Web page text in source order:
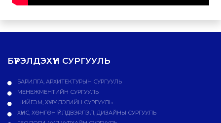
БҮРЭЛДЭХҮҮН СУРГУУЛЬ
БАРИЛГА, АРХИТЕКТУРЫН СУРГУУЛЬ
МЕНЕЖМЕНТИЙН СУРГУУЛЬ
НИЙГЭМ, ХҮМҮҮНЛЭГИЙН СУРГУУЛЬ
ХҮНС, ХӨНГӨН ҮЙЛДВЭРЛЭЛ, ДИЗАЙНЫ СУРГУУЛЬ